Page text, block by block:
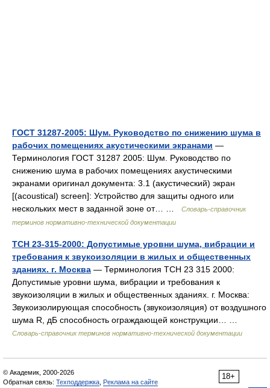
ГОСТ 31287-2005: Шум. Руководство по снижению шума в
рабочих помещениях акустическими экранами —
Терминология ГОСТ 31287 2005: Шум. Руководство по
снижению шума в рабочих помещениях акустическими
экранами оригинал документа: 3.1 (акустический) экран
[(acoustical) screen]: Устройство для защиты одного или
нескольких мест в заданной зоне от… …
Словарь-справочник
терминов нормативно-технической документации
ТСН 23-315-2000: Допустимые уровни шума, вибрации и
требования к звукоизоляции в жилых и общественных
зданиях. г. Москва — Терминология ТСН 23 315 2000:
Допустимые уровни шума, вибрации и требования к
звукоизоляции в жилых и общественных зданиях. г. Москва:
Звукоизолирующая способность (звукоизоляция) от воздушного
шума R, дБ способность ограждающей конструкции… …
Словарь-справочник терминов нормативно-технической документации
18+
© Академик, 2000-2026
Обратная связь: Техподдержка Реклама на сайте